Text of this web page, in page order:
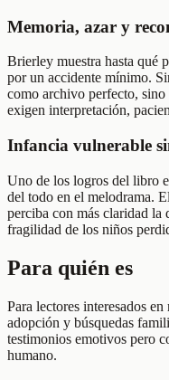
Memoria, azar y
Brierley muestra hasta qué
por un accidente mínimo.
como archivo perfecto,
exigen interpretación,
Infancia vulnerable
Uno de los logros del libro
del todo en el melodrama.
perciba con más claridad la
fragilidad de los niños
Para quién es
Para lectores interesados
adopción y búsquedas
testimonios emotivos pero
humano.